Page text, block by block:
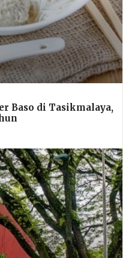
Baso di Tasikmalaya,